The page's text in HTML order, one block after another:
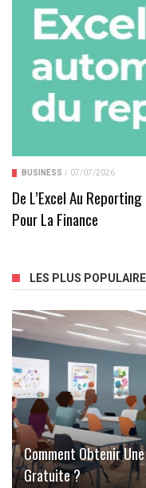
BUSINESS / 07/07/2026
De L’Excel Au
Pour La Finance
LES PLUS
Comment Obtenir
Gratuite ?